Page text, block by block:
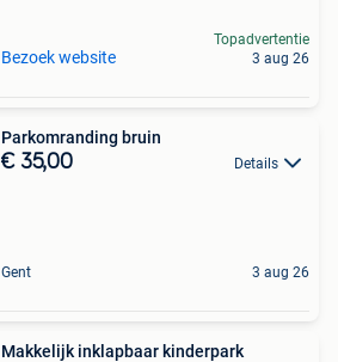
Bezoek website
Topadvertentie
3 aug 26
Parkomranding bruin
€ 35,00 Details
Gent 3 aug 26
Makkelijk inklapbaar kinderpark